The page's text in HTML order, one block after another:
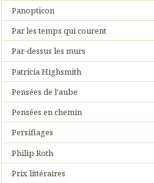
Panopticon
Par les temps qui courent
Par-dessus les murs
Patricia Highsmith
Pensées de l'aube
Pensées en chemin
Persiflages
Philip Roth
Prix littéraires